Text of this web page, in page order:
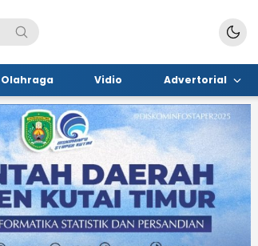
Olahraga Vidio Advertorial